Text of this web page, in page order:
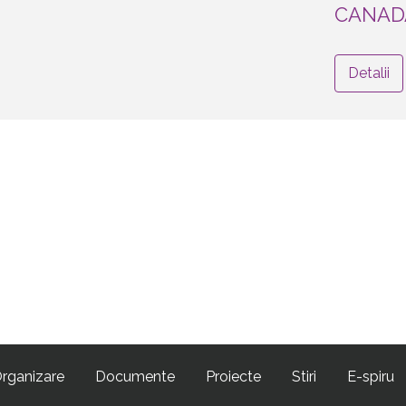
Detalii
Documente Proiecte Stiri E-spiru